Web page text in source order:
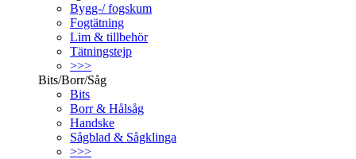
Bygg-/ fogskum
Fogtätning
Lim & tillbehör
Tätningstejp
>>>
Bits/Borr/Såg
Bits
Borr & Hålsåg
Handske
Sågblad & Sågklinga
>>>